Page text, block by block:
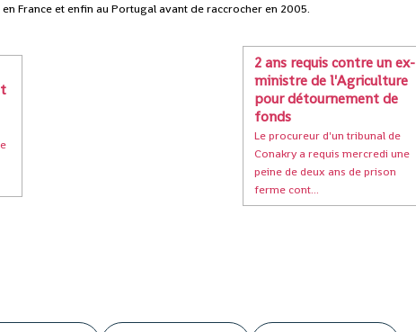
France et enfin au Portugal avant de raccrocher en 2005.
2 ans requis contre un ex-
ministre de l'Agriculture
pour détournement de
fonds
Le procureur d'un tribunal de
Conakry a requis mercredi une
peine de deux ans de prison
ferme cont...